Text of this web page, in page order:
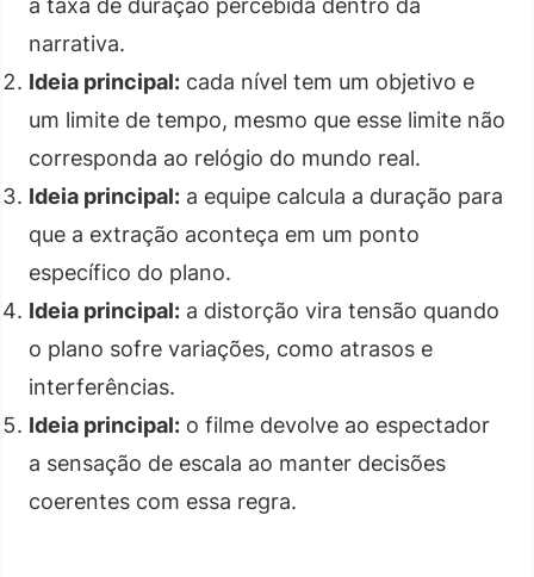
a taxa de duração percebida dentro da
narrativa.
Ideia principal: cada nível tem um objetivo e
um limite de tempo, mesmo que esse limite não
corresponda ao relógio do mundo real.
Ideia principal: a equipe calcula a duração para
que a extração aconteça em um ponto
específico do plano.
Ideia principal: a distorção vira tensão quando
o plano sofre variações, como atrasos e
interferências.
Ideia principal: o filme devolve ao espectador
a sensação de escala ao manter decisões
coerentes com essa regra.